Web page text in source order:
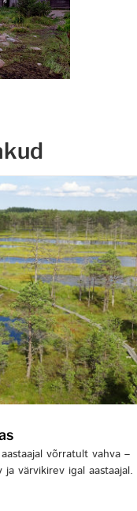
võrratult vahva –
värvikirev igal aastaajal.